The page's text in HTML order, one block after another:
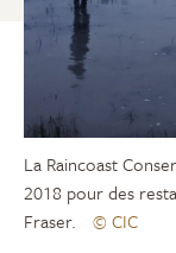
La Raincoast
2018 pour des
Fraser.
© CIC